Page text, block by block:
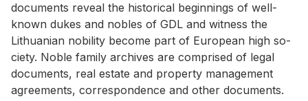
doc­u­ments re­veal the his­tor­i­cal be­gin­nings of well-
known dukes and no­bles of GDL and wit­ness the
Lithuan­ian no­bil­ity be­come part of Eu­ro­pean high so­
ci­ety. No­ble fam­ily archives are com­prised of le­gal
doc­u­ments, real es­tate and prop­erty man­age­ment
agree­ments, cor­re­spon­dence and other doc­u­ments.